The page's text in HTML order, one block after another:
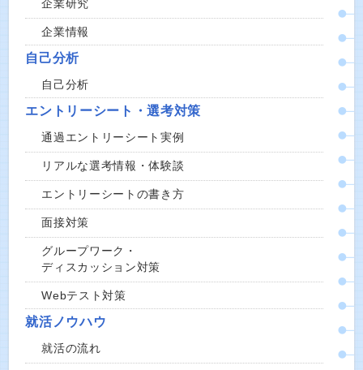
企業研究
企業情報
自己分析
自己分析
エントリーシート・選考対策
通過エントリーシート実例
リアルな選考情報・体験談
エントリーシートの書き方
面接対策
グループワーク・
ディスカッション対策
Webテスト対策
就活ノウハウ
就活の流れ